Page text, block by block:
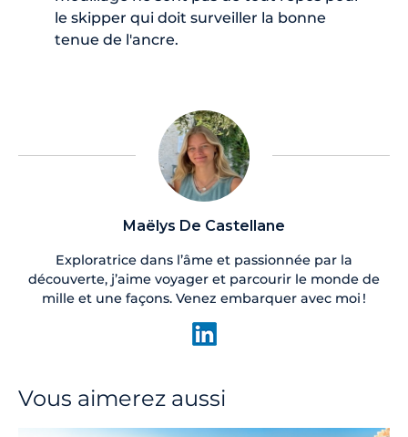
le skipper qui doit surveiller la bonne
tenue de l'ancre.
Maëlys De Castellane
Exploratrice dans l’âme et passionnée par la
découverte, j’aime voyager et parcourir le monde de
mille et une façons. Venez embarquer avec moi !
Vous aimerez aussi